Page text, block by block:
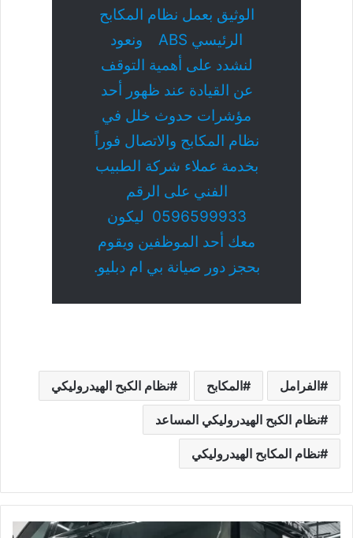
الوثيق بعمل نظام المكابح
الرئيسي ABS ونعود
لنشدد على أهمية التوقف
عن القيادة عند ظهور أحد
مؤشرات حدوث خلل في
نظام المكابح والاتصال فوراً
بخدمة عملاء شركة الطبيب
الفني على الرقم
0596599933 ليكون
معك أحد الموظفين ويقوم
بحجز دور صيانة بي ام دبليو.
الفرامل المكابح نظام الكبح الهيدروليكي
نظام الكبح الهيدروليكي المساعد
نظام المكابح الهيدروليكي
ميكانيكي